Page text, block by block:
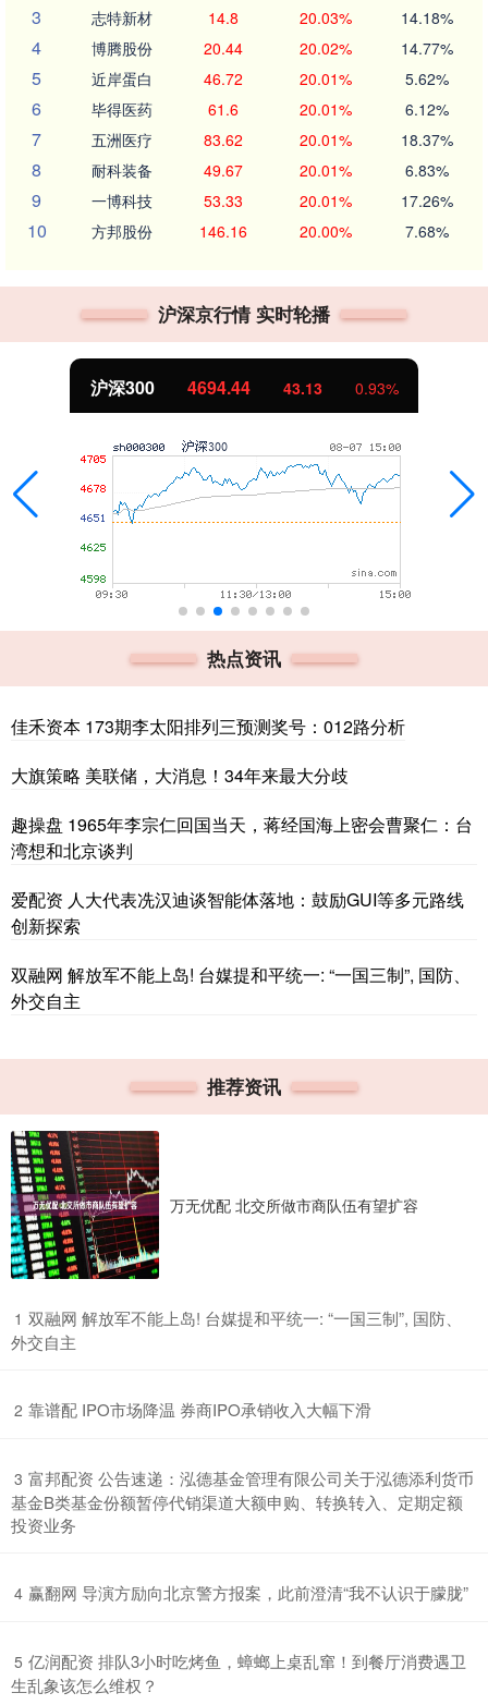
3 志特新材 14.8 20.03% 14.18%
4 博腾股份 20.44 20.02% 14.77%
5 近岸蛋白 46.72 20.01% 5.62%
6 毕得医药 61.6 20.01% 6.12%
7 五洲医疗 83.62 20.01% 18.37%
8 耐科装备 49.67 20.01% 6.83%
9 一博科技 53.33 20.01% 17.26%
10 方邦股份 146.16 20.00% 7.68%
沪深京行情 实时轮播
北证50 1134.24 11.37 1.01%
热点资讯
佳禾资本 173期李太阳排列三预测奖号：012路分析
大旗策略 美联储，大消息！34年来最大分歧
趣操盘 1965年李宗仁回国当天，蒋经国海上密会曹聚仁：台
湾想和北京谈判
爱配资 人大代表冼汉迪谈智能体落地：鼓励GUI等多元路线
创新探索
双融网 解放军不能上岛! 台媒提和平统一: “一国三制”, 国防、
外交自主
推荐资讯
万无优配 北交所做市商队伍有望扩容
1 ​双融网 解放军不能上岛! 台媒提和平统一: “一国三制”, 国防、
外交自主
2 ​靠谱配 IPO市场降温 券商IPO承销收入大幅下滑
3 ​富邦配资 公告速递：泓德基金管理有限公司关于泓德添利货币
基金B类基金份额暂停代销渠道大额申购、转换转入、定期定额
投资业务
4 ​赢翻网 导演方励向北京警方报案，此前澄清“我不认识于朦胧”
5 ​亿润配资 排队3小时吃烤鱼，蟑螂上桌乱窜！到餐厅消费遇卫
生乱象该怎么维权？